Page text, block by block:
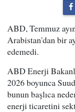
ABD, Temmuz
Arabistan'dan bir
edemedi.
ABD Enerji
2026 boyunca
bunun başlıca
enerji ticaretini